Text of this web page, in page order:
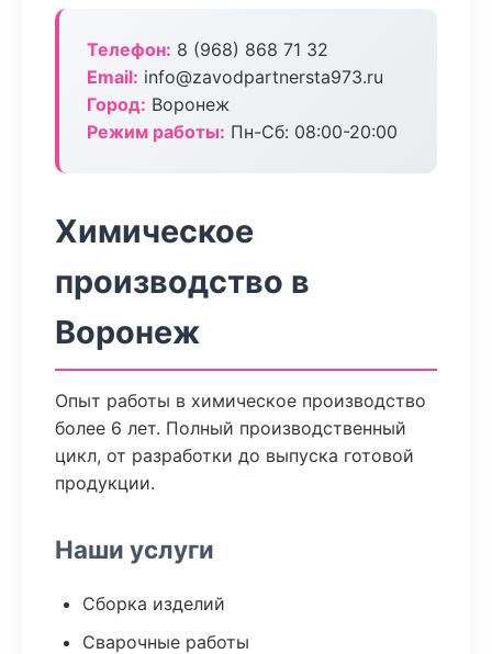
Телефон: 8 (968) 868 71 32
Email: info@zavodpartnersta973.ru
Город: Воронеж
Режим работы: Пн-Сб: 08:00-20:00
Химическое
производство в
Воронеж
Опыт работы в химическое производство
более 6 лет. Полный производственный
цикл, от разработки до выпуска готовой
продукции.
Наши услуги
Сборка изделий
Сварочные работы